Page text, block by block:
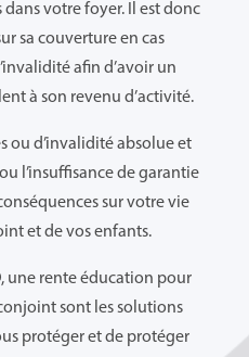
votre foyer. Il est donc
sa couverture en cas
afin d’avoir un
à son revenu d’activité.
ou d’invalidité absolue et
l’insuffisance de garantie
sur votre vie
et de vos enfants.
une rente éducation pour
sont les solutions
protéger et de protéger